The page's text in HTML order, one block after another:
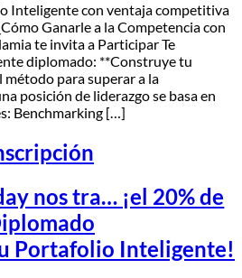
Inteligente con ventaja competitiva
Ganarle a la Competencia con
te invita a Participar Te
diplomado: **Construye tu
para superar a la
posición de liderazgo se basa en
​Benchmarking […]
nos tra… ¡el 20% de
Portafolio Inteligente!